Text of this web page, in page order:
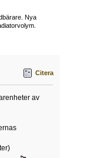
Nya
Citera
av